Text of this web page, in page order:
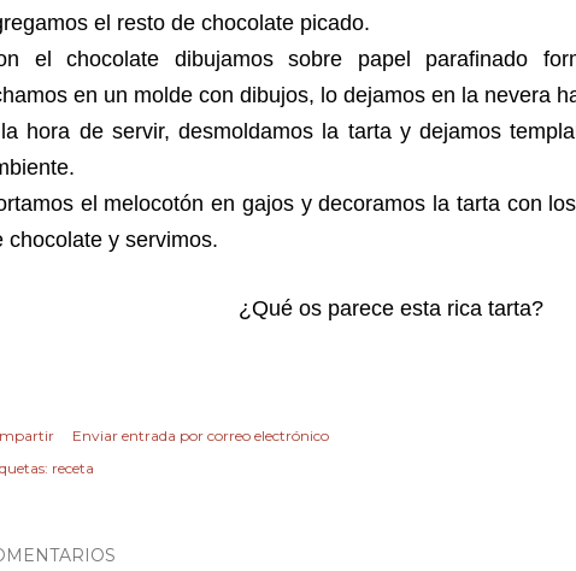
el resto de chocolate picado.
el chocolate dibujamos sobre papel parafinado
en un molde con dibujos, lo dejamos en la nevera
hora de servir, desmoldamos la tarta y dejamos
el melocotón en gajos y decoramos la tarta con
chocolate y servimos.
¿Qué os parece esta rica tarta?
Enviar entrada por correo electrónico
receta